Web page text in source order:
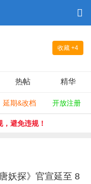
收藏 +4
热帖 精华
延期&改档 开放注册
避免违规！
妖探》官宣延至 8